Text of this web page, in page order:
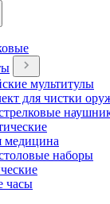
мультитулы
для чистки
медицина
наборы
часы